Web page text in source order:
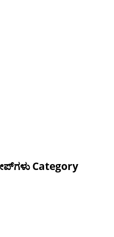
Category